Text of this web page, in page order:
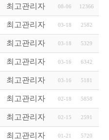
및 소득세)감면 제도 안내
최고관리자 08-06 12366
여행 운영업체 선정 및 제안
최고관리자 03-18 2582
행업계 특별관' 민간여행업계
최고관리자 03-18 5329
진흥기금 지원 계획 공고(보
최고관리자 03-16 6342
진흥기금 지원 계획 공고(융
최고관리자 03-16 5181
평가요원 선발 안내
최고관리자 02-18 5858
투어! 운영 여행사 공모 안내
최고관리자 02-15 2591
기금 신용보증부 운영자금 특
최고관리자 01-21 5720